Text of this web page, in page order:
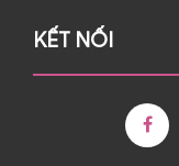
KẾT NỐI